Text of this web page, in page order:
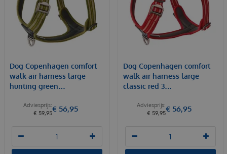
Dog Copenhagen comfort
walk air harness large
hunting green…
€ 59,95€ 56,95
Dog Copenhagen comfort
walk air harness large
classic red 3…
€ 59,95€ 56,95